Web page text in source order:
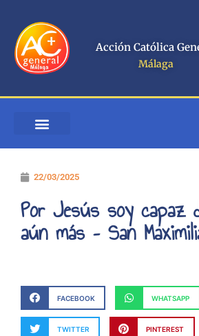
contenido
Acción Católica
Málaga
22/03/2025
Por Jesús soy capaz
aún más – San
FACEBOOK WHATSAPP
TWITTER PINTEREST